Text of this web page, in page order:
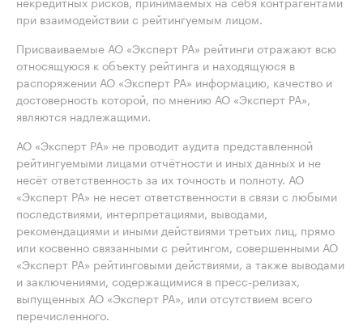
при взаимодействии с рейтингуемым лицом.
Присваиваемые АО «Эксперт РА» рейтинги отражают всю
относящуюся к объекту рейтинга и находящуюся в
распоряжении АО «Эксперт РА» информацию, качество и
достоверность которой, по мнению АО «Эксперт РА»,
являются надлежащими.
АО «Эксперт РА» не проводит аудита представленной
рейтингуемыми лицами отчётности и иных данных и не
несёт ответственность за их точность и полноту. АО
«Эксперт РА» не несет ответственности в связи с любыми
последствиями, интерпретациями, выводами,
рекомендациями и иными действиями третьих лиц, прямо
или косвенно связанными с рейтингом, совершенными АО
«Эксперт РА» рейтинговыми действиями, а также выводами
и заключениями, содержащимися в пресс-релизах,
выпущенных АО «Эксперт РА», или отсутствием всего
перечисленного.